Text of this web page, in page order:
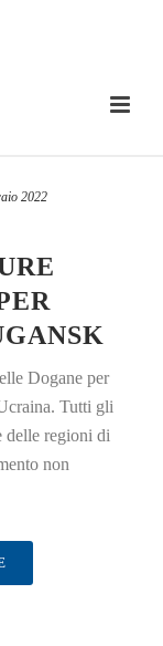
2022
Dogane per
Tutti gli
delle regioni di
non